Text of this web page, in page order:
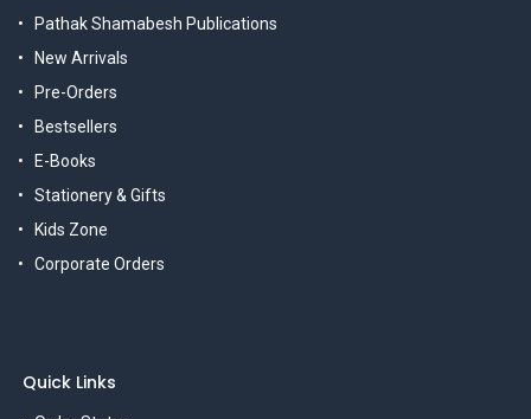
Pathak Shamabesh Publications
New Arrivals
Pre-Orders
Bestsellers
E-Books
Stationery & Gifts
Kids Zone
Corporate Orders
Quick Links